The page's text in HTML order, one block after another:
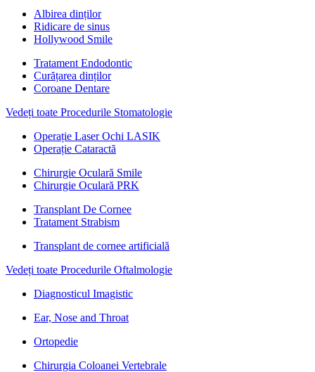
Albirea dinților
Ridicare de sinus
Hollywood Smile
Tratament Endodontic
Curățarea dinților
Coroane Dentare
Vedeți toate Procedurile Stomatologie
Operație Laser Ochi LASIK
Operație Cataractă
Chirurgie Oculară Smile
Chirurgie Oculară PRK
Transplant De Cornee
Tratament Strabism
Transplant de cornee artificială
Vedeți toate Procedurile Oftalmologie
Diagnosticul Imagistic
Ear, Nose and Throat
Ortopedie
Chirurgia Coloanei Vertebrale